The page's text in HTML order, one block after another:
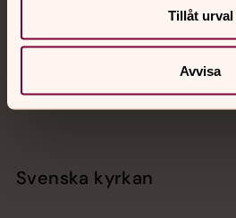
Tillåt urval
Avvisa
Chatt
Telefon 112
Svenska kyrkan